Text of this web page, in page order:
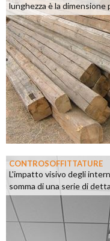
lunghezza è la dimensione
CONTROSOFFITTATURE
L'impatto visivo degli
somma di una serie di